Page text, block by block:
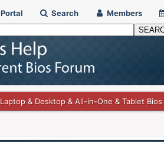
Portal Search Members
Laptop & Desktop & All-in-One & Tablet Bios